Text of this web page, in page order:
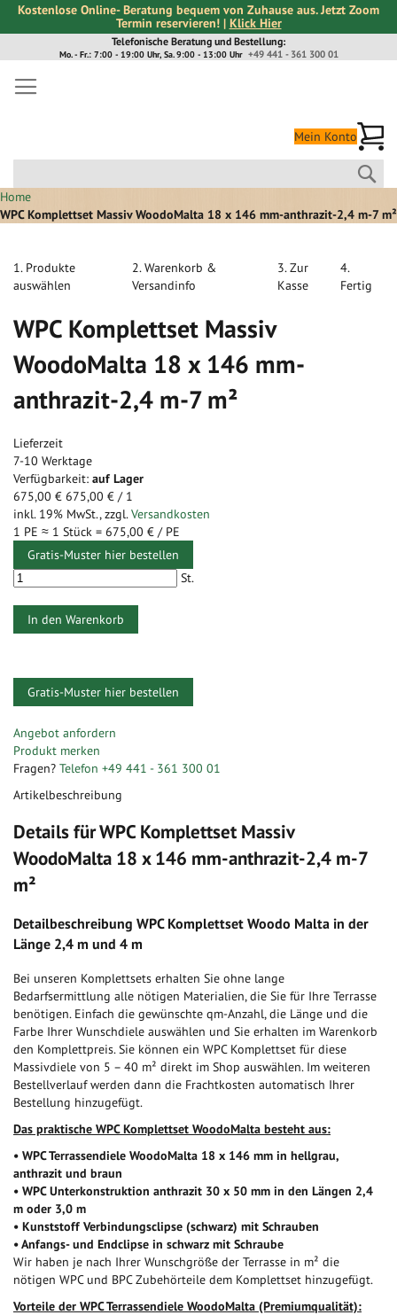
Kostenlose Online- Beratung bequem von Zuhause aus. Jetzt Zoom
Termin reservieren! | Klick Hier
zum
Inhalt
Telefonische Beratung und Bestellung:
+49 441 - 361 300 01
Mo. - Fr.: 7:00 - 19:00 Uhr, Sa. 9:00 - 13:00 Uhr
Mein Konto
Home
WPC Komplettset Massiv WoodoMalta 18 x 146 mm-anthrazit-2,4 m-7 m²
1. Produkte
auswählen
2. Warenkorb &
Versandinfo
3. Zur
Kasse
4.
Fertig
WPC Komplettset Massiv
WoodoMalta 18 x 146 mm-
anthrazit-2,4 m-7 m²
Lieferzeit
7-10 Werktage
Verfügbarkeit: auf Lager
675,00 € 675,00 € / 1
inkl. 19% MwSt., zzgl. Versandkosten
1 PE ≈ 1 Stück = 675,00 € / PE
Gratis-Muster hier bestellen
St.
In den Warenkorb
Gratis-Muster hier bestellen
Ende
der
Bildergalerie
Zum
Anfang
der
springen
Angebot anfordern
Produkt merken
Fragen? Telefon +49 441 - 361 300 01
Artikelbeschreibung
Details für WPC Komplettset Massiv
WoodoMalta 18 x 146 mm-anthrazit-2,4 m-7
m²
Detailbeschreibung WPC Komplettset Woodo Malta in der
Länge 2,4 m und 4 m
Bei unseren Komplettsets erhalten Sie ohne lange
Bedarfsermittlung alle nötigen Materialien, die Sie für Ihre Terrasse
benötigen. Einfach die gewünschte qm-Anzahl, die Länge und die
Farbe Ihrer Wunschdiele auswählen und Sie erhalten im Warenkorb
den Komplettpreis. Sie können ein WPC Komplettset für diese
Massivdiele von 5 – 40 m² direkt im Shop auswählen. Im weiteren
Bestellverlauf werden dann die Frachtkosten automatisch Ihrer
Bestellung hinzugefügt.
Das praktische WPC Komplettset WoodoMalta besteht aus:
• WPC Terrassendiele WoodoMalta 18 x 146 mm in hellgrau,
anthrazit und braun
• WPC Unterkonstruktion anthrazit 30 x 50 mm in den Längen 2,4
m oder 3,0 m
• Kunststoff Verbindungsclipse (schwarz) mit Schrauben
• Anfangs- und Endclipse in schwarz mit Schraube
Wir haben je nach Ihrer Wunschgröße der Terrasse in m² die
nötigen WPC und BPC Zubehörteile dem Komplettset hinzugefügt.
Vorteile der WPC Terrassendiele WoodoMalta (Premiumqualität):